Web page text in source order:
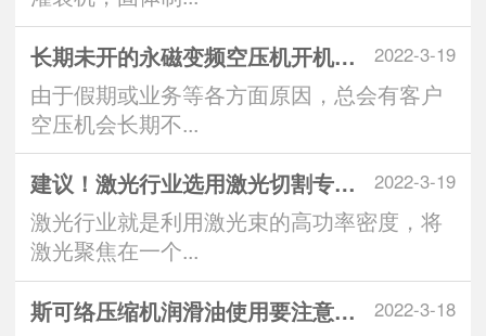
2022-3-19
长期未开的永磁变频空压机开机注意
由于假期或业务等各方面原因，总会有客户
空压机会长期不...
2022-3-19
建议！激光行业选用激光切割专用空
激光行业就是利用激光束的高功率密度，将
激光聚焦在一个...
2022-3-18
斯可络压缩机润滑油使用要注意什么